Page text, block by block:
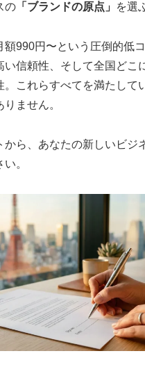
の 「ブランドの原点」 を選
額990円〜という圧倒的低
い信頼性、そして全国どこ
。これらすべてを満たして
ません。
から、あなたの新しいビジ
。